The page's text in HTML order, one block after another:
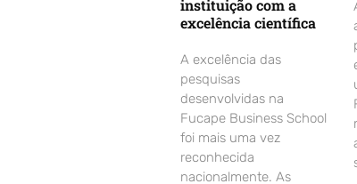
instituição com a
excelência científica
A excelência das
pesquisas
desenvolvidas na
Fucape Business School
foi mais uma vez
reconhecida
nacionalmente. As